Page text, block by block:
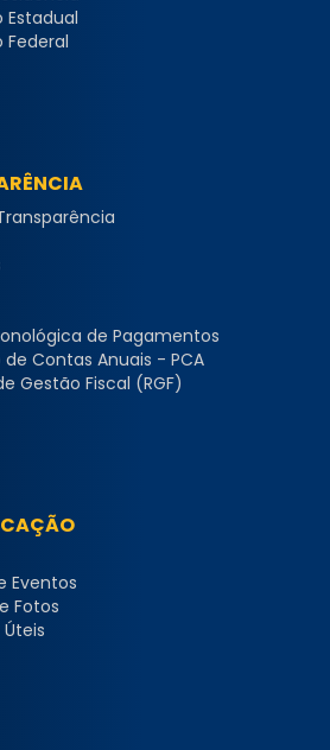
Estadual
Federal
de Pagamentos
Contas Anuais - PCA
Gestão Fiscal (RGF)
Eventos
Fotos